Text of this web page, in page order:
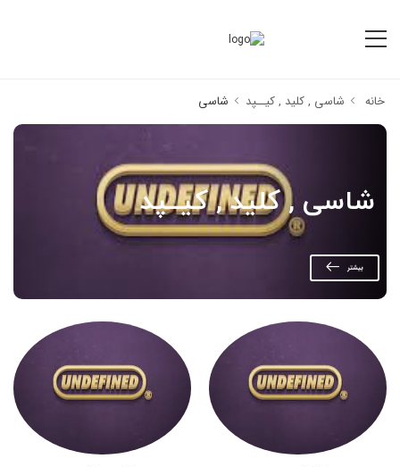
خانه شاسی , کلید , کیــپد شاسی
شاسی , کلید , کیــپد
بیشتر